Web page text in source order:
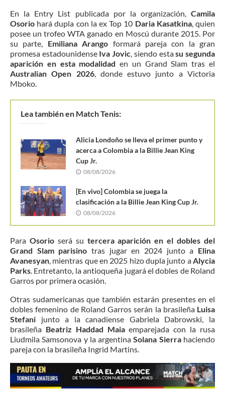
En la Entry List publicada por la organización, Camila
Osorio hará dupla con la ex Top 10 Daria Kasatkina, quien
posee un trofeo WTA ganado en Moscú durante 2015. Por
su parte, Emiliana Arango formará pareja con la gran
promesa estadounidenseIva Jovic , siendo estasu segunda
aparición en esta modalidad en un Grand Slam tras el
Australian Open 2026, donde estuvo junto a Victoria
Mboko.
Lea también en Match Tenis:
Alicia Londoño se lleva el primer punto y
acerca a Colombia a la Billie Jean King
Cup Jr.
08/08/2026
[En vivo] Colombia se juega la
clasificación a la Billie Jean King Cup Jr.
08/08/2026
Para Osorioserá su tercera aparición en el dobles del
Grand Slam parisino tras jugar en 2024 junto a Elina
Avanesyan , mientras que en 2025 hizo dupla junto aAlycia
Parks . Entretanto, la antioqueña jugará el dobles de Roland
Garros por primera ocasión.
Otras sudamericanas que también estarán presentes en el
dobles femenino de Roland Garros serán la brasileña Luisa
Stefani junto a la canadiense Gabriela Dabrowski, la
brasileña Beatriz Haddad Maiaemparejada con la rusa
Liudmila Samsonova y la argentinaSolana Sierrahaciendo
pareja con la brasileña Ingrid Martins.